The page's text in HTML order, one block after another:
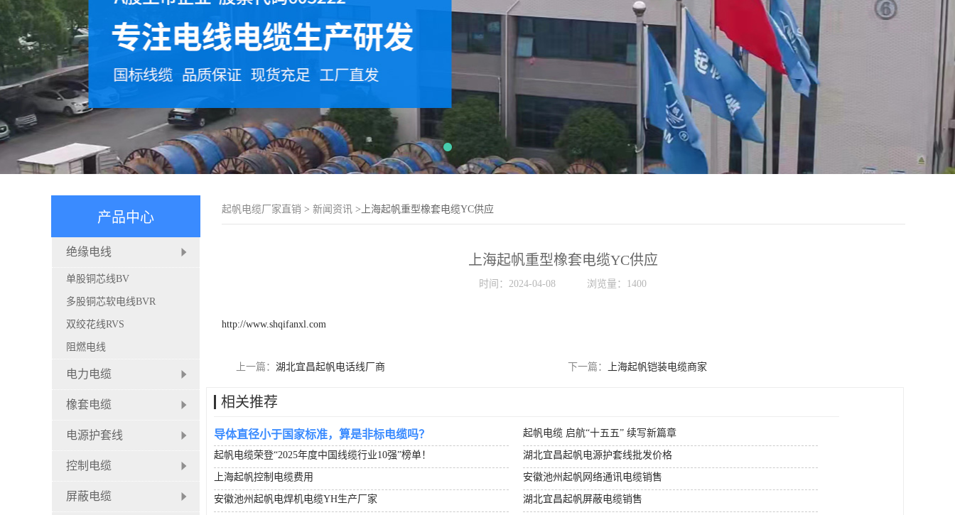
起帆电缆厂家直销 > 新闻资讯 >上海起帆重型橡套电缆YC供应
上海起帆重型橡套电缆YC供应
时间：2024-04-08 浏览量：1400
http://www.shqifanxl.com
上一篇： 湖北宜昌起帆电话线厂商 下一篇： 上海起帆铠装电缆商家
相关推荐
导体直径小于国家标准，算是非标电缆吗？ 起帆电缆 启航“十五五” 续写新篇章
起帆电缆荣登“2025年度中国线缆行业10强”榜单！ 湖北宜昌起帆电源护套线批发价格
上海起帆控制电缆费用 安徽池州起帆网络通讯电缆销售
安徽池州起帆电焊机电缆YH生产厂家 湖北宜昌起帆屏蔽电缆销售
产品中心
绝缘电线
单股铜芯线BV
多股铜芯软电线BVR
双绞花线RVS
阻燃电线
电力电缆
橡套电缆
电源护套线
控制电缆
屏蔽电缆